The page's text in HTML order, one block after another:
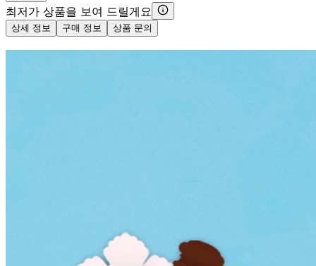
최저가 상품을 보여 드릴게요
상세 정보 구매 정보 상품 문의